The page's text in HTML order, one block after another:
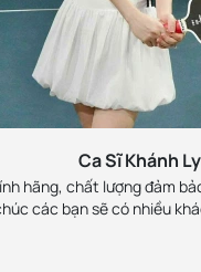
và rất
Ca Sĩ Khánh Ly
hãng, chất lượng đảm
các bạn sẽ có nhiều